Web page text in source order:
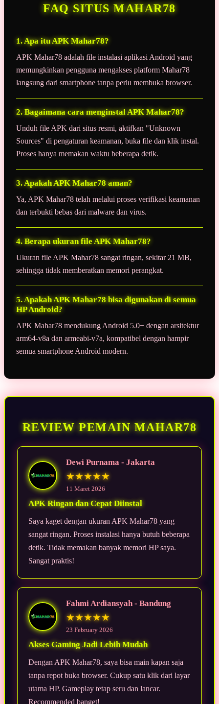
FAQ SITUS MAHAR78
1. Apa itu APK Mahar78?
APK Mahar78 adalah file instalasi aplikasi Android yang
memungkinkan pengguna mengakses platform Mahar78
langsung dari smartphone tanpa perlu membuka browser.
2. Bagaimana cara menginstal APK Mahar78?
Unduh file APK dari situs resmi, aktifkan "Unknown
Sources" di pengaturan keamanan, buka file dan klik instal.
Proses hanya memakan waktu beberapa detik.
3. Apakah APK Mahar78 aman?
Ya, APK Mahar78 telah melalui proses verifikasi keamanan
dan terbukti bebas dari malware dan virus.
4. Berapa ukuran file APK Mahar78?
Ukuran file APK Mahar78 sangat ringan, sekitar 21 MB,
sehingga tidak memberatkan memori perangkat.
5. Apakah APK Mahar78 bisa digunakan di semua
HP Android?
APK Mahar78 mendukung Android 5.0+ dengan arsitektur
arm64-v8a dan armeabi-v7a, kompatibel dengan hampir
semua smartphone Android modern.
REVIEW PEMAIN MAHAR78
Dewi Purnama - Jakarta
★★★★★
11 Maret 2026
APK Ringan dan Cepat Diinstal
Saya kaget dengan ukuran APK Mahar78 yang
sangat ringan. Proses instalasi hanya butuh beberapa
detik. Tidak memakan banyak memori HP saya.
Sangat praktis!
Fahmi Ardiansyah - Bandung
★★★★★
23 February 2026
Akses Gaming Jadi Lebih Mudah
Dengan APK Mahar78, saya bisa main kapan saja
tanpa repot buka browser. Cukup satu klik dari layar
utama HP. Gameplay tetap seru dan lancar.
Recommended banget!